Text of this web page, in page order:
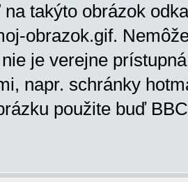
takýto obrázok
obrazok.gif.
je verejne
napr. schránky
použite buď